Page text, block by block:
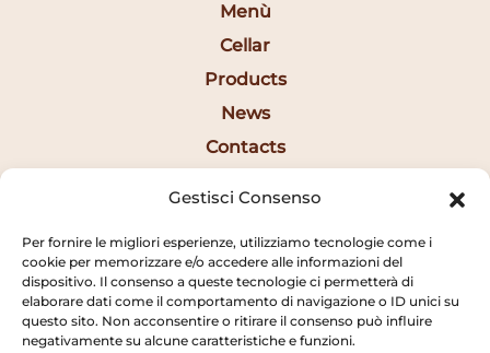
Gestisci Consenso
Per fornire le migliori esperienze, utilizziamo tecnologie come i
cookie per memorizzare e/o accedere alle informazioni del
dispositivo. Il consenso a queste tecnologie ci permetterà di
elaborare dati come il comportamento di navigazione o ID unici su
questo sito. Non acconsentire o ritirare il consenso può influire
negativamente su alcune caratteristiche e funzioni.
Menù
Cellar
Products
News
Contacts
Opening Hours
12:30AM - 2:20PM